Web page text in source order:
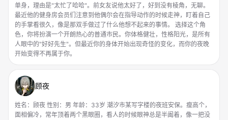
单身，理由是"太忙了哈哈"。前女友说他太好了，好到没有棱角，无聊。
最近他的健身房会员们注意到他偶尔会在指导动作的时候走神，盯着自己
的手掌看很久，像是那双手做过了什么他想不起来的事情。 选择这个角
色，你将扮演一个开朗热心的普通市民。你体格健壮，性格阳光，是所有
人眼中的"好好先生"。但最近你的身体开始出现奇怪的变化，而你的夜晚
开始变得不再属于你。
顾夜
姓名：顾夜 性别：男 年龄：33岁 潮汐市某写字楼的夜班安保。瘦高个，
面相偏冷，常年顶着两个黑眼圈，看人的时候眼神总是半阖着，像一把没